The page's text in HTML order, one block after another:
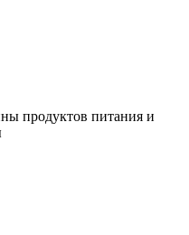
продуктов питания и